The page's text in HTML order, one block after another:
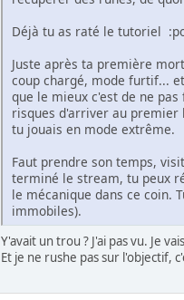
Déjà tu as raté le tutoriel
Juste après ta première
coup chargé, mode furtif...
que le mieux c'est de ne
risques d'arriver au premier
tu jouais en mode extrême.
Faut prendre son temps,
terminé le stream, tu peux
le mécanique dans ce coin.
immobiles).
Y'avait un trou ? J'ai pas vu. Je
Et je ne rushe pas sur l'objectif,